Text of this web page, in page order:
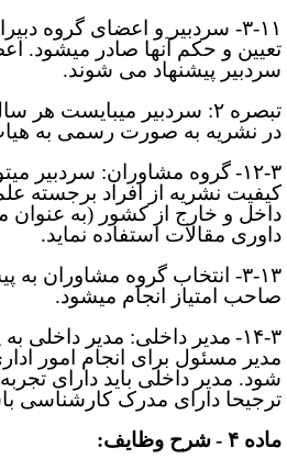
و اعضای گروه دبیران
و حکم آنها صادر می­شود.
پیشنهاد می ­شوند.
تبصره ۲: سردبیر می­بایست
نشریه به صورت رسمی به هیات
۳- گروه مشاوران:سردبیر
نشریه از افراد برجسته
و خارج از کشور (به­ عنوان
مقالات استفاده نماید.
۳-۱۳- انتخاب گروه مشاوران به
امتیاز انجام می­شود.
۳- مدیر داخلی: مدیر داخلی به
مسئول برای انجام امور
مدیر داخلی باید دارای تجربه
دارای مدرک کارشناسی
۴ - شرح وظایف: